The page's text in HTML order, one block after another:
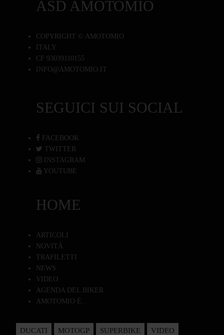
ASD AMOTOMIO
COPYRIGHT © AMOTOMIO
ITALY
CF 93039110155
INFO@AMOTOMIO.IT
SEGUICI SUI SOCIAL
FACEBOOK
TWITTER
INSTAGRAM
YOUTUBE
HOME
ARTICOLI
NOVITÀ
TRAFILETTI
NEWS
VIDEO
AGENDA DEL BIKER
AMOTOMIO È...
DUCATI MOTOGP SUPERBIKE VIDEO